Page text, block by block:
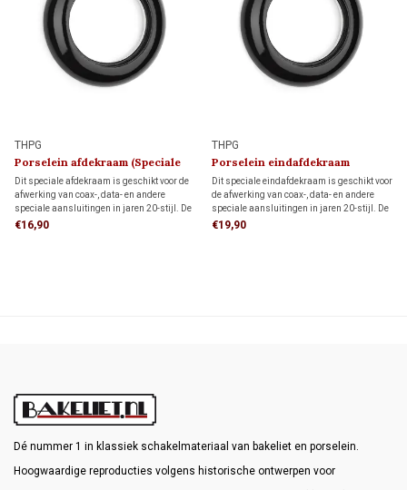
THPG
Porselein afdekraam (Speciale
Aansluiting)
Dit speciale afdekraam is geschikt voor de
afwerking van coax-, data- en andere
speciale aansluitingen in jaren 20-stijl. De
authentieke uitstraling maakt het ideaal
€16,90
THPG
Porselein eindafdekraam
(Speciale Aansluiting)
Dit speciale eindafdekraam is geschikt voor
de afwerking van coax-, data- en andere
speciale aansluitingen in jaren 20-stijl. De
authentieke uitstraling maakt het ideaal
€19,90
Dé nummer 1 in klassiek schakelmateriaal van bakeliet en porselein.
Hoogwaardige reproducties volgens historische ontwerpen voor